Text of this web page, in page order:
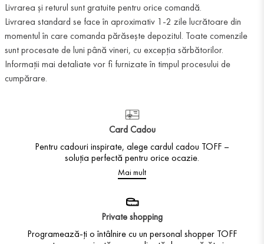
Livrarea și returul sunt gratuite pentru orice comandă.
Livrarea standard se face în aproximativ 1-2 zile lucrătoare din
momentul în care comanda părăsește depozitul. Toate comenzile
sunt procesate de luni până vineri, cu excepția sărbătorilor.
Informații mai detaliate vor fi furnizate în timpul procesului de
cumpărare.
Card Cadou
Pentru cadouri inspirate, alege cardul cadou TOFF –
soluția perfectă pentru orice ocazie.
Mai mult
Private shopping
Programează-ți o întâlnire cu un personal shopper TOFF